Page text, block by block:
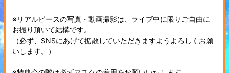
※リアルピースの写真・動画撮影は、ライブ中に限りご自由に
お撮り頂いて結構です。
（必ず、SNSにあげて拡散していただきますようよろしくお願
いします。）